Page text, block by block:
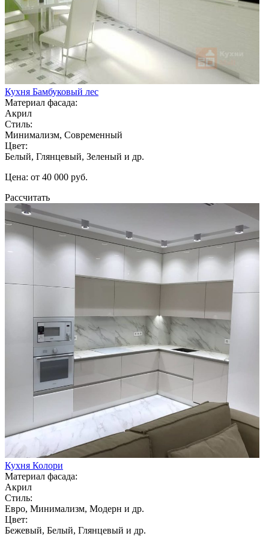
Кухня Бамбуковый лес
Материал фасада:
Акрил
Стиль:
Минимализм, Современный
Цвет:
Белый, Глянцевый, Зеленый и др.
Цена: от 40 000 руб.
Рассчитать
Кухня Колори
Материал фасада:
Акрил
Стиль:
Евро, Минимализм, Модерн и др.
Цвет:
Бежевый, Белый, Глянцевый и др.